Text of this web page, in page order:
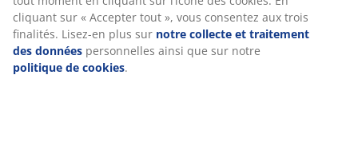
cliquant sur « Accepter tout », vous consentez aux trois
finalités. Lisez-en plus sur notre collecte et traitement
des données personnelles ainsi que sur notre
politique de cookies.